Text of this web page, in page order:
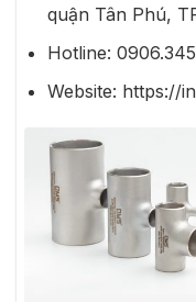
quận Tân Phú,
Hotline:
Website: https://